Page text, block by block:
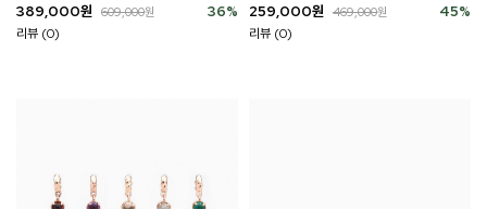
36%
389,000원 609,000원
리뷰 (0)
45%
259,000원 469,000원
리뷰 (0)